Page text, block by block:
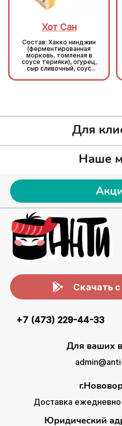
Хот Сан
Состав: Хакко нинджин
(ферментированная
морковь, томленая в
соусе терияки), огурец,
сыр сливочный, соус
рис, нори.
Для
Наше
Скачать
+7 (473) 229-44-33
Для ваших
Доставка ежедневно
Юридический